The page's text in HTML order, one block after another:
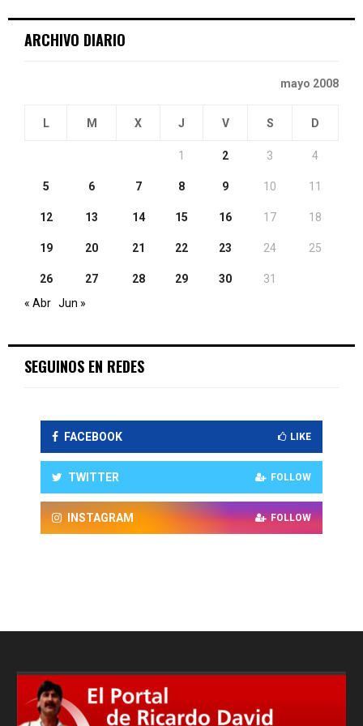
ARCHIVO DIARIO
mayo 2008
L M X J V S D
1 2 3 4
5 6 7 8 9 10 11
12 13 14 15 16 17 18
19 20 21 22 23 24 25
26 27 28 29 30
31
« Abr Jun »
SEGUINOS EN REDES
FACEBOOK LIKE
TWITTER FOLLOW
INSTAGRAM FOLLOW